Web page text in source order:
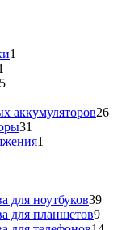
1
товар
55
аккумуляторов2626
31
товар
1
для ноутбуков3939
для планшетов99